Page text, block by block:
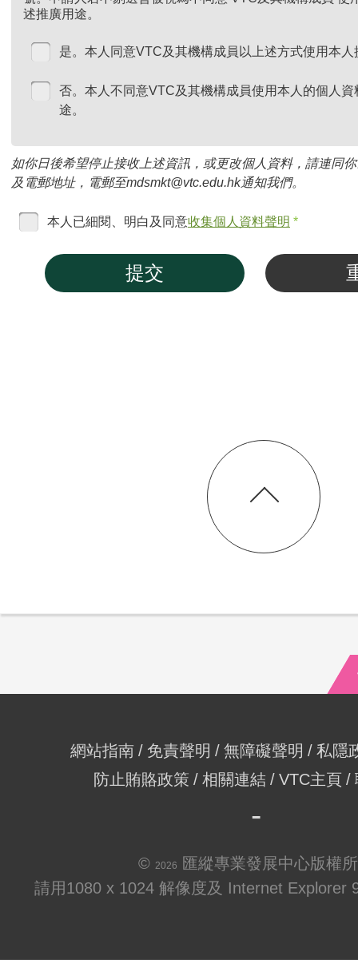
述推廣用途。
是。本人同意VTC及其機構成員以上述方式使用本
否。本人不同意VTC及其機構成員使用本人的個人
途。
如你日後希望停止接收上述資訊，或更改個人資料，請連同
及電郵地址，電郵至mdsmkt@vtc.edu.hk通知我們。
本人已細閱、明白及同意收集個人資料聲明 *
提交
網站指南 免責聲明 無障礙聲明
私隱
防止賄賂政策
相關連結 VTC主頁
© 2026
匯縱專業發展中心版權
請用1080 x 1024 解像度及 Internet Explorer